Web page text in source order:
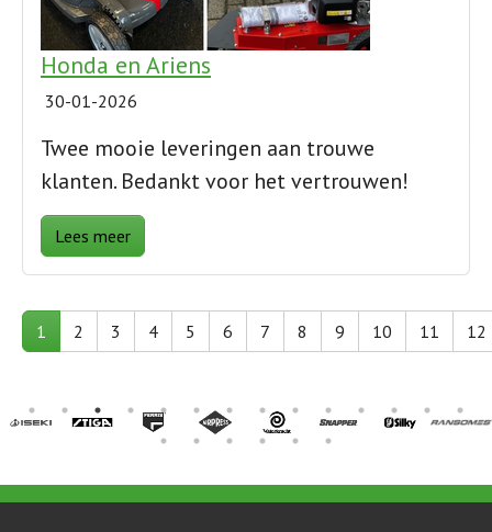
Honda en Ariens
30-01-2026
Twee mooie leveringen aan trouwe
klanten. Bedankt voor het vertrouwen!
Lees meer
1 2 3 4 5 6 7 8 9 10 11 12